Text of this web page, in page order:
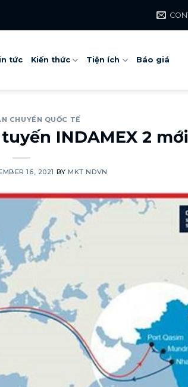
tức Kiến thức Tiện ích Báo giá
CHUYỂN QUỐC TẾ
INDAMEX 2 mới
16, 2021 BY MKT NDVN